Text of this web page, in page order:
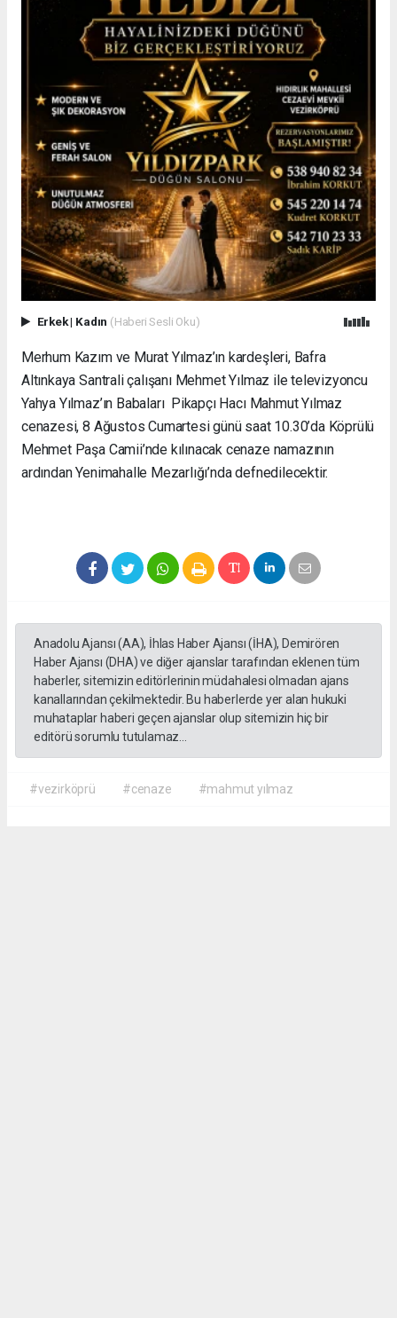
Erkek| Kadın (Haberi Sesli Oku)
Merhum Kazım ve Murat Yılmaz’ın kardeşleri, Bafra
Altınkaya Santrali çalışanı Mehmet Yılmaz ile televizyoncu
Yahya Yılmaz’ın Babaları Pikapçı Hacı Mahmut Yılmaz
cenazesi, 8 Ağustos Cumartesi günü saat 10.30’da Köprülü
Mehmet Paşa Camii’nde kılınacak cenaze namazının
ardından Yenimahalle Mezarlığı’nda defnedilecektir.
Anadolu Ajansı (AA), İhlas Haber Ajansı (İHA), Demirören
Haber Ajansı (DHA) ve diğer ajanslar tarafından eklenen tüm
haberler, sitemizin editörlerinin müdahalesi olmadan ajans
kanallarından çekilmektedir. Bu haberlerde yer alan hukuki
muhataplar haberi geçen ajanslar olup sitemizin hiç bir
editörü sorumlu tutulamaz...
#vezirköprü #cenaze #mahmut yılmaz